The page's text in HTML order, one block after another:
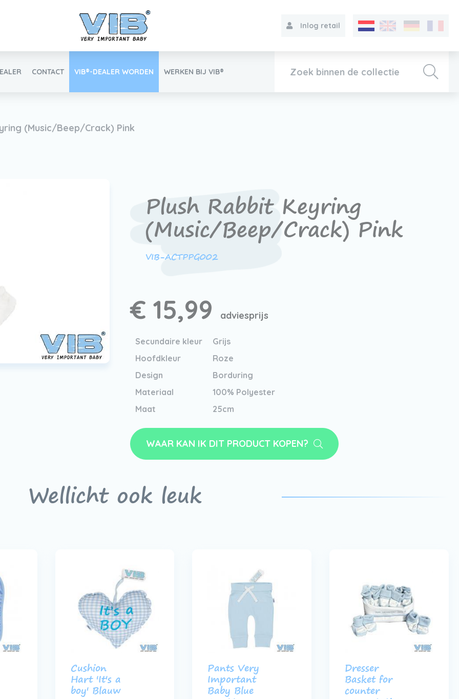
Inlog retail
Inlog retail
CONTACT VIB®-DEALER WORDEN WERKEN BIJ VIB®
(Music/Beep/Crack) Pink
Plush Rabbit Keyring
(Music/Beep/Crack) Pink
VIB-ACTPPG002
€ 15,99 adviesprijs
Secundaire kleur
Grijs
Hoofdkleur
Roze
Design
Borduring
Materiaal
100% Polyester
Maat
25cm
WAAR KAN IK DIT PRODUCT KOPEN?
Wellicht ook leuk
Cushion
Hart 'It's a
boy' Blauw
Pants Very
Important
Baby Blue
Dresser
Basket for
counter